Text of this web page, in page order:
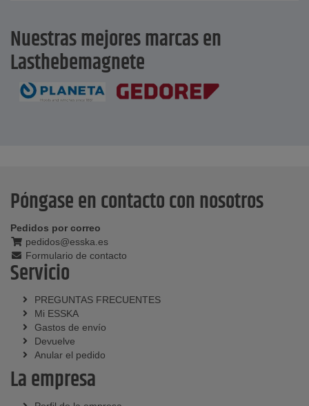
Nuestras mejores marcas en
Lasthebemagnete
Póngase en contacto con nosotros
Pedidos por correo
pedidos@esska.es
Formulario de contacto
Servicio
PREGUNTAS FRECUENTES
Mi ESSKA
Gastos de envío
Devuelve
Anular el pedido
La empresa